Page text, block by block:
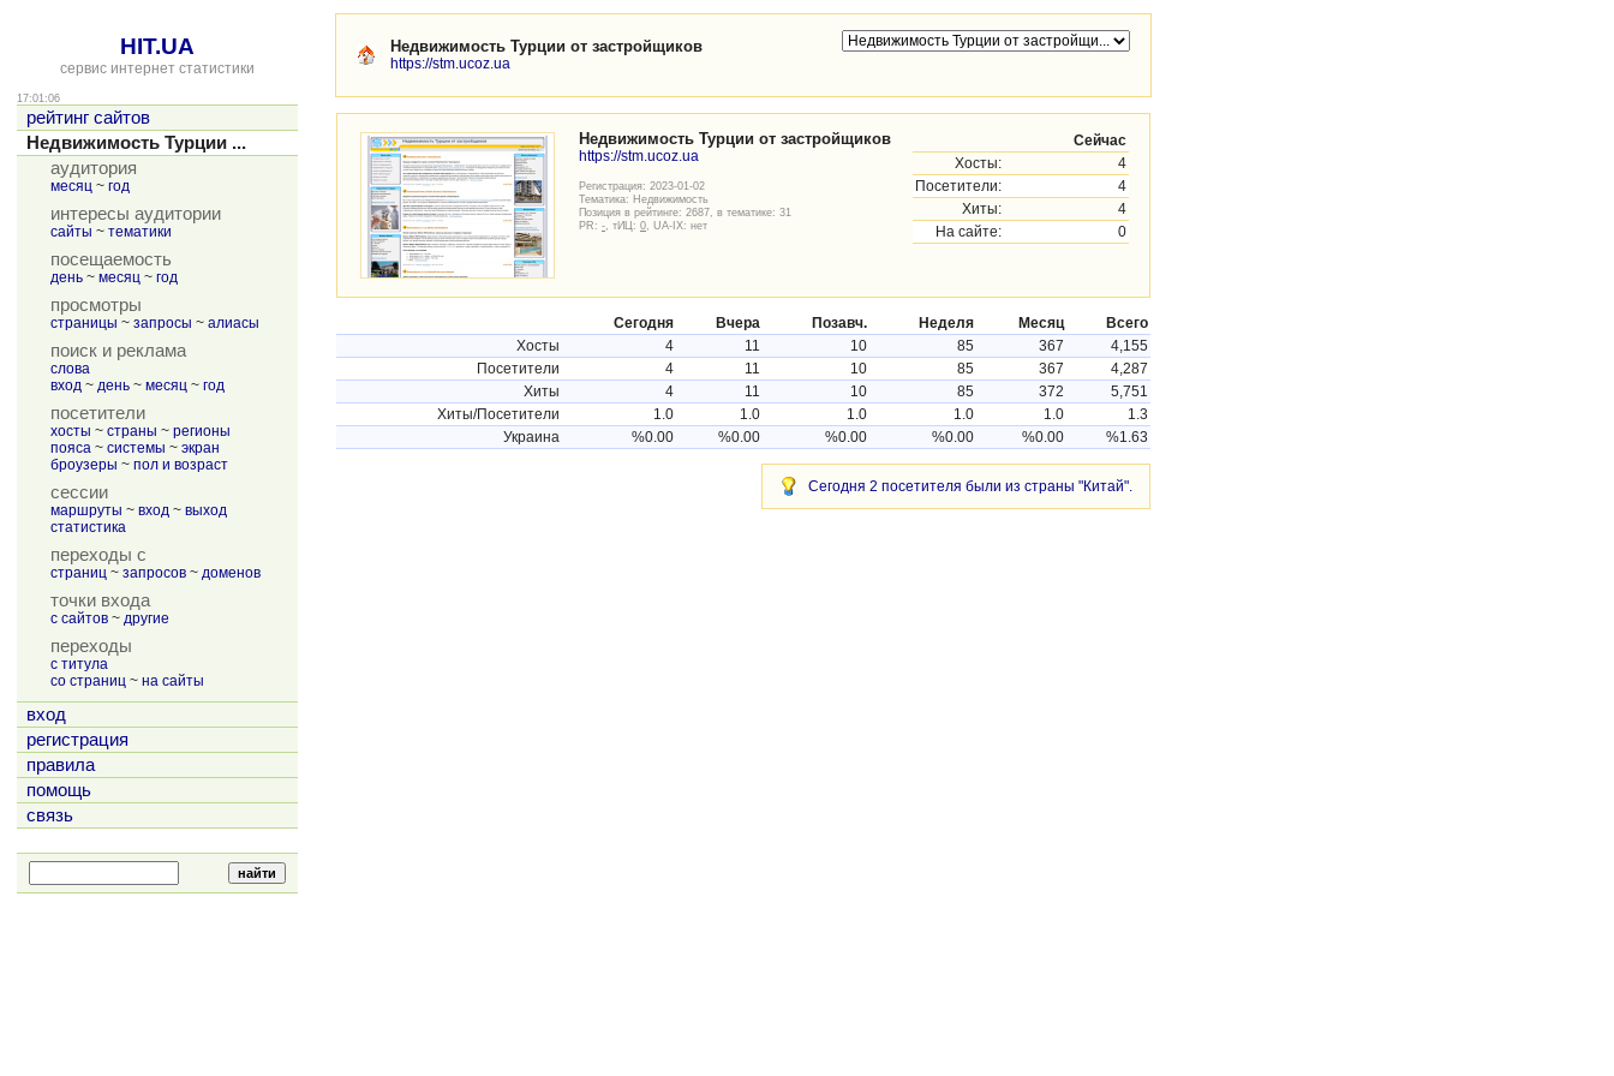
HIT.UA
сервис интернет статистики
17:01:06
рейтинг сайтов
Недвижимость Турции ...
аудитория
месяц ~ год
интересы аудитории
сайты ~ тематики
посещаемость
день ~ месяц ~ год
просмотры
страницы ~ запросы ~ алиасы
поиск и реклама
слова
вход ~ день ~ месяц ~ год
посетители
хосты ~ страны ~ регионы
пояса ~ системы ~ экран
броузеры ~ пол и возраст
сессии
маршруты ~ вход ~ выход
статистика
переходы с
страниц ~ запросов ~ доменов
точки входа
с сайтов ~ другие
переходы
с титула
со страниц ~ на сайты
вход
регистрация
правила
помощь
связь
Недвижимость Турции от застройщиков
https://stm.ucoz.ua
Недвижимость Турции от застройщиков
https://stm.ucoz.ua
Регистрация: 2023-01-02
Тематика: Недвижимость
Позиция в рейтинге: 2687, в тематике: 31
PR: - , тИЦ: 0 , UA-IX: нет
Сейчас
Хосты:
4
Посетители:
4
Хиты:
4
На сайте:
0
Сегодня Вчера Позавч. Неделя Месяц
Всего
Хосты
4 11 10 85 367
4,155
Посетители
4 11 10 85 367
4,287
Хиты
4 11 10 85 372
5,751
Хиты/Посетители
1.0 1.0 1.0 1.0 1.0
1.3
Украина
%0.00 %0.00 %0.00 %0.00 %0.00 %1.63
Сегодня 2 посетителя были из страны "Китай".